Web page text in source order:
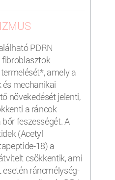
PDRN
amely a
mechanikai
növekedését jelenti,
a ráncok
feszességét. A
(Acetyl
18) a
csökkentik, ami
ráncmélység-